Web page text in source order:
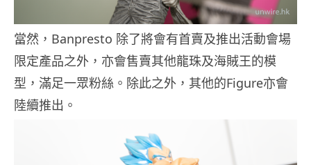
當然，Banpresto 除了將會有首賣及推出活動會場
限定產品之外，亦會售賣其他龍珠及海賊王的模
型，滿足一眾粉絲。除此之外，其他的Figure亦會
陸續推出。